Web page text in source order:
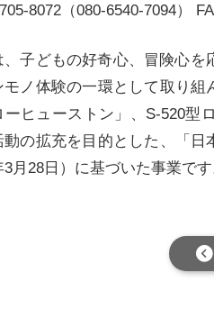
8072（080-6540-7094）
子どもの好奇心、冒険心を
モノ体験の一環として取り
ーヒューストン」、S-520型
の拡充を目的とした、「日
3月28日）に基づいた事業です